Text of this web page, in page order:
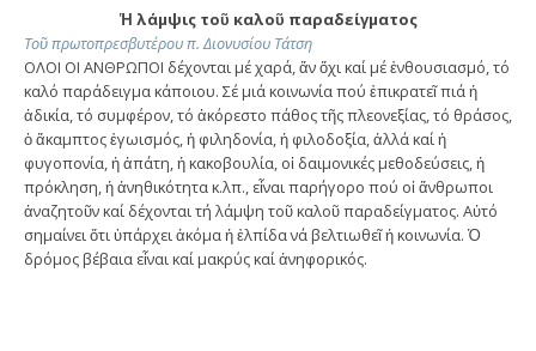
Ἡ λάμψις τοῦ καλοῦ παραδείγματος
Τοῦ πρωτοπρεσβυτέρου π. Διονυσίου Τάτση
ΟΛΟΙ ΟΙ ΑΝΘΡΩΠΟΙ δέχονται μέ χαρά, ἄν ὄχι καί μέ ἐνθουσιασμό, τό
καλό παράδειγμα κάποιου. Σέ μιά κοινωνία πού ἐπικρατεῖ πιά ἡ
ἀδικία, τό συμφέρον, τό ἀκόρεστο πάθος τῆς πλεονεξίας, τό θράσος,
ὁ ἄκαμπτος ἐγωισμός, ἡ φιληδονία, ἡ φιλοδοξία, ἀλλά καί ἡ
φυγοπονία, ἡ ἀπάτη, ἡ κακοβουλία, οἱ δαιμονικές μεθοδεύσεις, ἡ
πρόκληση, ἡ ἀνηθικότητα κ.λπ., εἶναι παρήγορο πού οἱ ἄνθρωποι
ἀναζητοῦν καί δέχονται τή λάμψη τοῦ καλοῦ παραδείγματος. Αὐτό
σημαίνει ὅτι ὑπάρχει ἀκόμα ἡ ἐλπίδα νά βελτιωθεῖ ἡ κοινωνία. Ὁ
δρόμος βέβαια εἶναι καί μακρύς καί ἀνηφορικός.